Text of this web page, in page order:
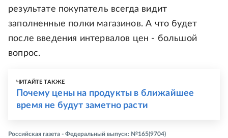
результате покупатель всегда видит
заполненные полки магазинов. А что будет
после введения интервалов цен - большой
вопрос.
ЧИТАЙТЕ ТАКЖЕ
Почему цены на продукты в ближайшее
время не будут заметно расти
Российская газета - Федеральный выпуск: №165(9704)